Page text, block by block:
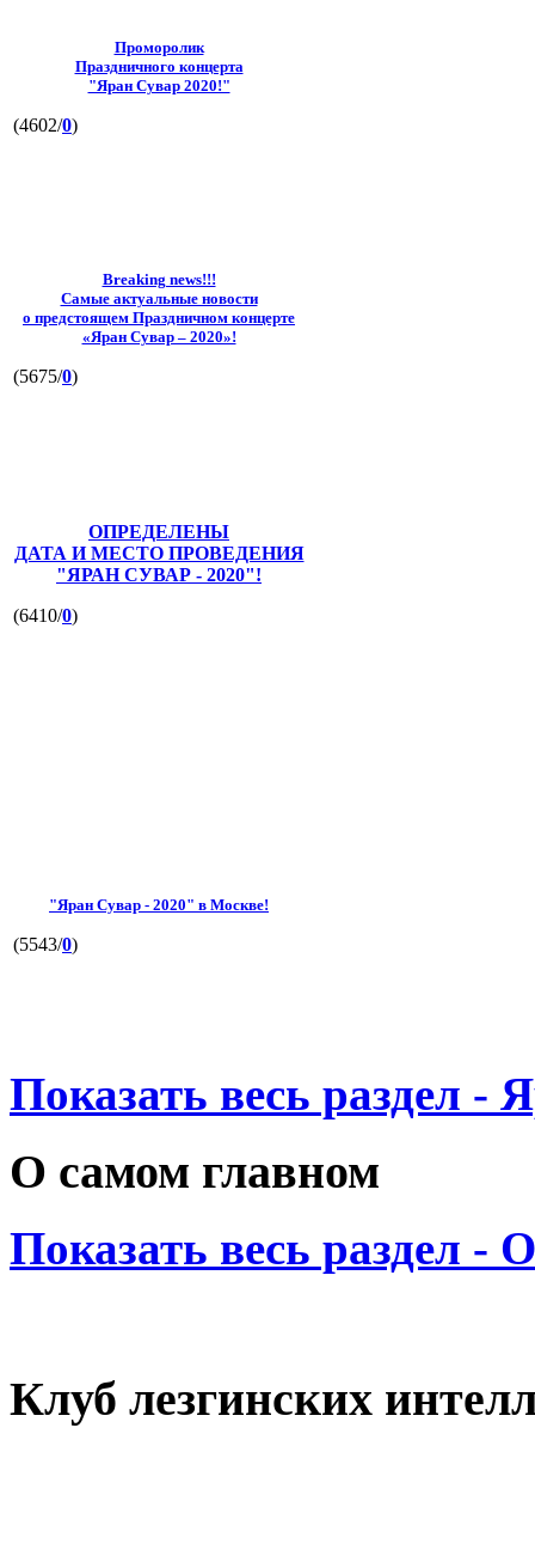
Проморолик
Праздничного концерта
"Яран Сувар 2020!"
(4602/0)
Breaking news!!!
Самые актуальные новости
о предстоящем Праздничном концерте
«Яран Сувар – 2020»!
(5675/0)
ОПРЕДЕЛЕНЫ
ДАТА И МЕСТО ПРОВЕДЕНИЯ
"ЯРАН СУВАР - 2020"!
(6410/0)
"Яран Сувар - 2020" в Москве!
(5543/0)
Показать весь раздел -
О самом главном
Показать весь раздел -
Клуб лезгинских